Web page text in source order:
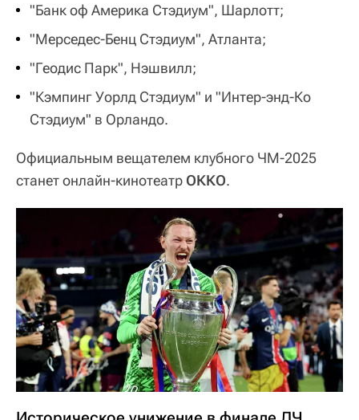
"Банк оф Америка Стэдиум", Шарлотт;
"Мерседес-Бенц Стэдиум", Атланта;
"Геодис Парк", Нэшвилл;
"Кэмпинг Уорлд Стэдиум" и "Интер-энд-Ко
Стэдиум" в Орландо.
Официальным вещателем клубного ЧМ-2025
станет онлайн-кинотеатр ОККО.